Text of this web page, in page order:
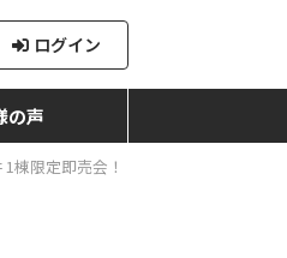
ログイン
の声
棟限定即売会！